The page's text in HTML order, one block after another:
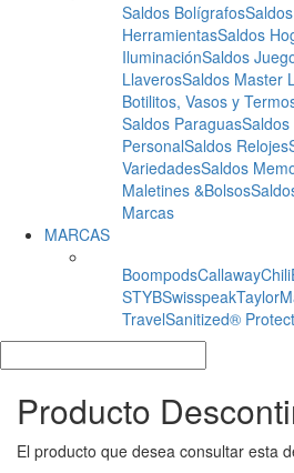
Saldos Bolígrafos
HerramientasSaldos
IluminaciónSaldos
LlaverosSaldos Master
Botilitos, Vasos y
Saldos Paraguas
PersonalSaldos Relojes
VariedadesSaldos
Maletines &Bolsos
Marcas
MARCAS
BoompodsCallawayChili
STYBSwisspeak
TravelSanitized®
Producto
El producto que desea consultar esta